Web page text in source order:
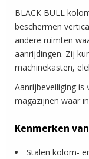
BLACK BULL
beschermen
andere ruimten
aanrijdingen. Zij
machinekasten,
Aanrijbeveiliging is
magazijnen waar
Kenmerken
Stalen kolom-